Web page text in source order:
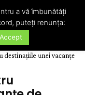
destinațiile unei vacanțe
a vă îmbunătăți
puteți renunța:
Accept